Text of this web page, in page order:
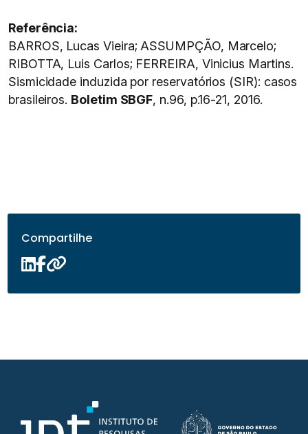
Referência:
BARROS, Lucas Vieira; ASSUMPÇÃO, Marcelo;
RIBOTTA, Luis Carlos; FERREIRA, Vinicius Martins.
Sismicidade induzida por reservatórios (SIR): casos
brasileiros. Boletim SBGF, n.96, p.16-21, 2016.
Compartilhe